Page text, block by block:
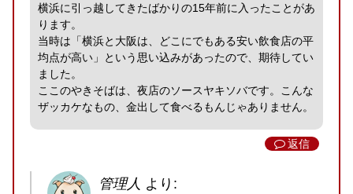
横浜に引っ越してきたばかりの15年前に入ったことがあ
ります。
当時は「横浜と大阪は、どこにでもある安い飲食店の平
均点が高い」という思い込みがあったので、期待してい
ました。
ここのやきそばは、夜店のソースヤキソバです。こんな
ザッカケなもの、金出して食べるもんじゃありません。
返信
管理人 より: